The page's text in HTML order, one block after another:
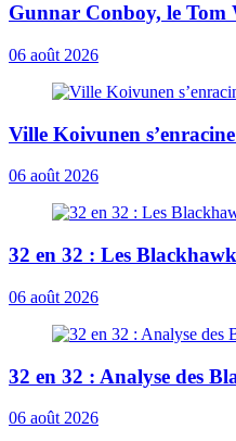
Gunnar Conboy, le Tom
06 août 2026
Ville Koivunen
06 août 2026
32 en 32 : Les
06 août 2026
32 en 32 : Analyse des
06 août 2026